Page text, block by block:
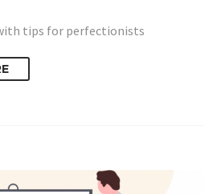
tips for perfectionists